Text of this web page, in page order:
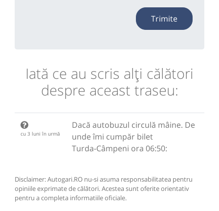
Trimite
Iată ce au scris alţi călători
despre aceast traseu:
cu 3 luni în urmă
Dacă autobuzul circulă mâine. De
unde îmi cumpăr bilet
Turda-Câmpeni ora 06:50:
Disclaimer: Autogari.RO nu-si asuma responsabilitatea pentru
opiniile exprimate de călători. Acestea sunt oferite orientativ
pentru a completa informatiile oficiale.